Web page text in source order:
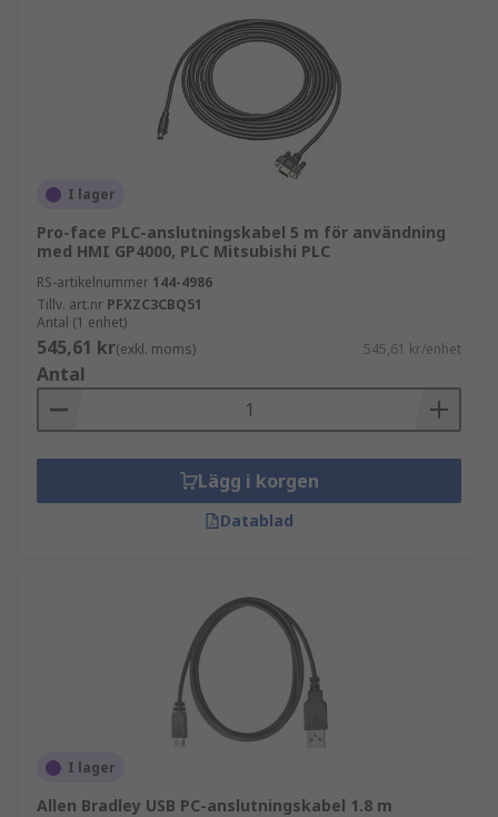
I lager
Pro-face PLC-anslutningskabel 5 m för användning
med HMI GP4000, PLC Mitsubishi PLC
RS-artikelnummer 144-4986
Tillv. art.nr PFXZC3CBQ51
Antal (1 enhet)
545,61 kr(exkl. moms) 545,61 kr/enhet
Antal
Lägg i korgen
Datablad
I lager
Allen Bradley USB PC-anslutningskabel 1.8 m